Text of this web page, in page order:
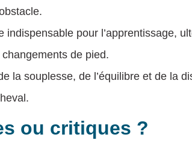
indispensable pour l’apprentissage,
de pied.
la souplesse, de l’équilibre et de la
ou critiques ?